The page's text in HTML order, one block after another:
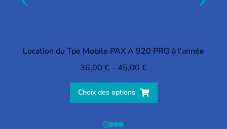
Location du Tpe Mobile PAX A 920 PRO à l'année
36,00€– 45,00€
Choix des options